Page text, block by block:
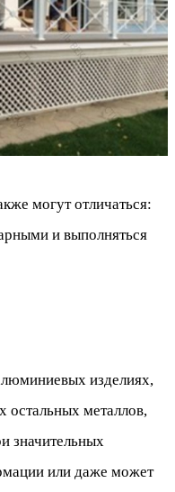
могут отличаться:
и выполняться
изделиях,
остальных металлов,
значительных
или даже может